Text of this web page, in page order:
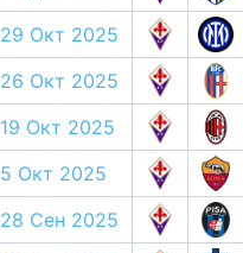
29 Окт 2025
26 Окт 2025
19 Окт 2025
5 Окт 2025
28 Сен 2025